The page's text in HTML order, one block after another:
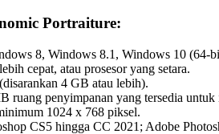
Portraiture:
8, Windows 8.1, Windows 10 (64-
cepat, atau prosesor yang setara.
4 GB atau lebih).
ruang penyimpanan yang tersedia untuk
1024 x 768 piksel.
CS5 hingga CC 2021; Adobe